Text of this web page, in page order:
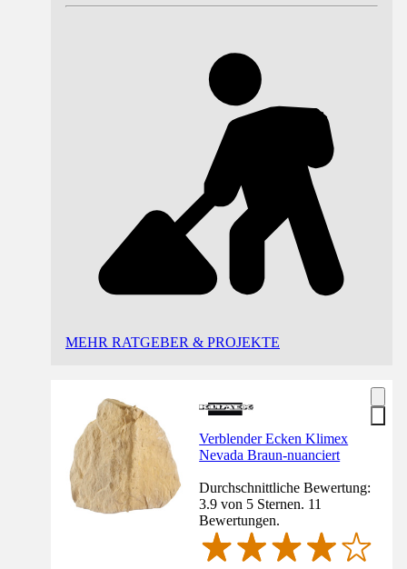
MEHR RATGEBER & PROJEKTE
Verblender Ecken Klimex
Nevada Braun-nuanciert
Durchschnittliche Bewertung:
3.9 von 5 Sternen. 11
Bewertungen.